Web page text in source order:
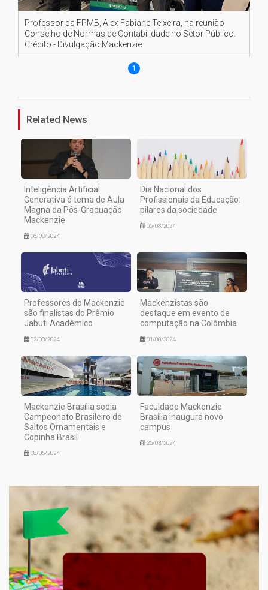
Professor da FPMB, Alex Fabiane Teixeira, na reunião
Conselho de Normas de Contabilidade no Setor Público.
Crédito - Divulgação Mackenzie
1
Related News
Inteligência Artificial
Generativa é tema de Aula
Magna da Pós-Graduação
Mackenzie
06/08/2024
Dia Nacional dos
Profissionais da Educação:
pilares da sociedade
06/08/2024
Professores do Mackenzie
são finalistas do Prêmio
Jabuti Acadêmico
02/08/2024
Mackenzistas são
destaque em evento de
computação na Colômbia
01/08/2024
Mackenzie Brasília sedia
Campeonato Brasileiro de
Saltos Ornamentais e
Copinha Brasil
08/05/2024
Faculdade Mackenzie
Brasília inaugura novo
campus
25/03/2024